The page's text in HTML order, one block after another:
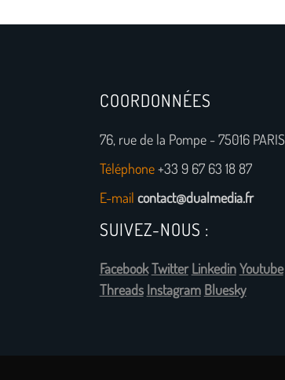
COORDONNÉES
76, rue de la Pompe - 75016 PARIS
Téléphone+33 9 67 63 18 87
E-mail contact@dualmedia.fr
SUIVEZ-NOUS :
FacebookTwitter LinkedinYoutube
Threads Instagram Bluesky